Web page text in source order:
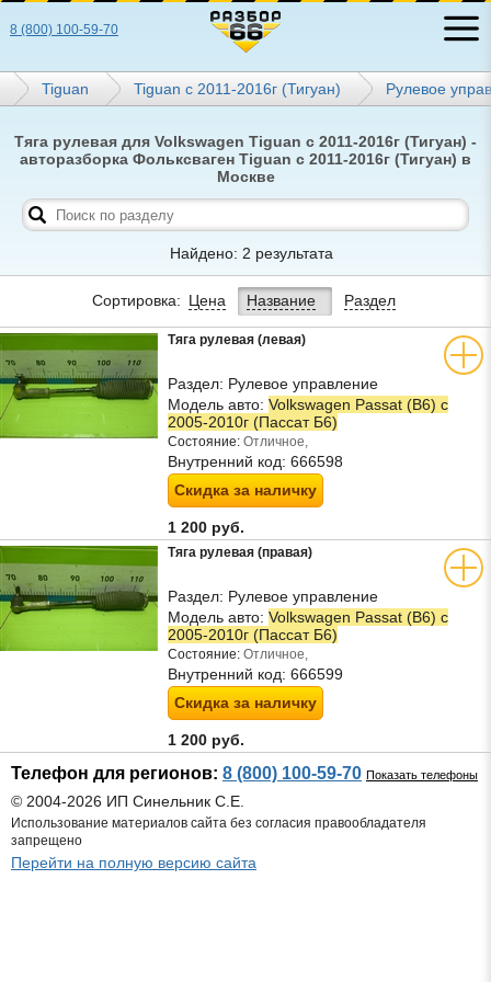
8 (800) 100-59-70
Tiguan Tiguan с 2011-2016г (Тигуан) Рулевое
Тяга рулевая для Volkswagen Tiguan с 2011-2016г (Тигуан) -
авторазборка Фольксваген Tiguan с 2011-2016г (Тигуан) в
Москве
Найдено: 2 результата
Сортировка: Цена Название Раздел
Тяга рулевая (левая)
Раздел: Рулевое управление
Модель авто: Volkswagen Passat (B6) с
2005-2010г (Пассат Б6)
Состояние: Отличное,
Внутренний код: 666598
Скидка за наличку
1 200 руб.
Тяга рулевая (правая)
Раздел: Рулевое управление
Модель авто: Volkswagen Passat (B6) с
2005-2010г (Пассат Б6)
Состояние: Отличное,
Внутренний код: 666599
Скидка за наличку
1 200 руб.
Телефон для регионов: 8 (800) 100-59-70 Показать телефоны
© 2004-2026 ИП Синельник С.Е.
Использование материалов сайта без согласия правообладателя
запрещено
Перейти на полную версию сайта